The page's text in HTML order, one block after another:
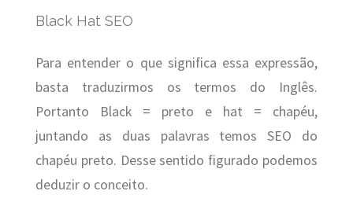
Black Hat SEO
Para entender o que significa essa expressão,
basta traduzirmos os termos do Inglês.
Portanto Black = preto e hat = chapéu,
juntando as duas palavras temos SEO do
chapéu preto. Desse sentido figurado podemos
deduzir o conceito.